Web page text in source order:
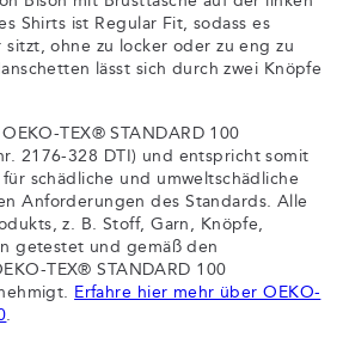
Shirts ist Regular Fit, sodass es
ohne zu locker oder zu eng zu
lässt sich durch zwei Knöpfe
TEX® STANDARD 100
2176-328 DTI) und entspricht somit
schädliche und umweltschädliche
Anforderungen des Standards. Alle
z. B. Stoff, Garn, Knöpfe,
getestet und gemäß den
TEX® STANDARD 100
Erfahre hier mehr über OEKO-
.